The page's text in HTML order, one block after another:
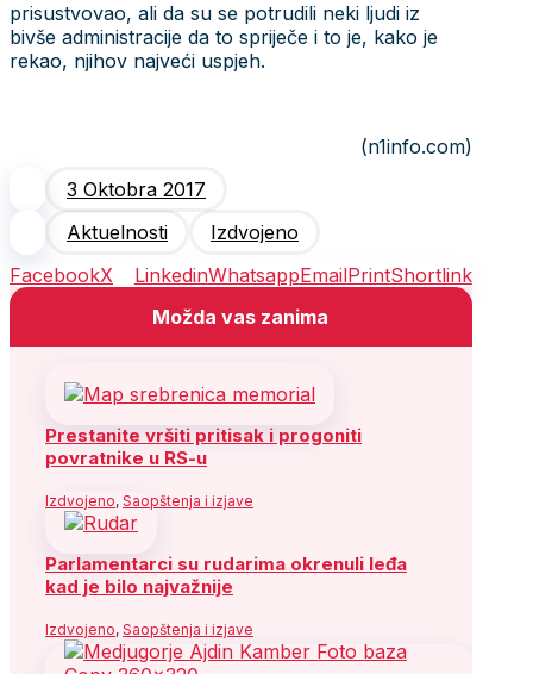
prisustvovao, ali da su se potrudili neki ljudi iz
bivše administracije da to spriječe i to je, kako je
rekao, njihov najveći uspjeh.
(n1info.com)
3 Oktobra 2017
Aktuelnosti
Izdvojeno
FacebookX LinkedinWhatsappEmailPrintShortlink
Možda vas zanima
Prestanite vršiti pritisak i progoniti
povratnike u RS-u
Izdvojeno, Saopštenja i izjave
Parlamentarci su rudarima okrenuli leđa
kad je bilo najvažnije
Izdvojeno, Saopštenja i izjave